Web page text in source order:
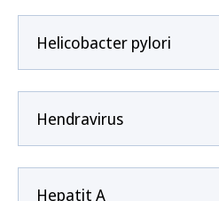
Helicobacter pylori
Hendravirus
Hepatit A